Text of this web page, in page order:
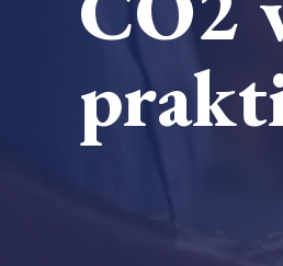
CSRD en uw positie